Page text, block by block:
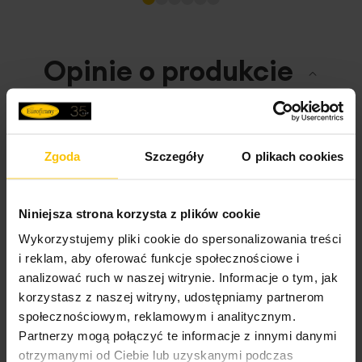
Zgoda Szczegóły O plikach cookies
Niniejsza strona korzysta z plików cookie
Wykorzystujemy pliki cookie do spersonalizowania treści
i reklam, aby oferować funkcje społecznościowe i
analizować ruch w naszej witrynie. Informacje o tym, jak
korzystasz z naszej witryny, udostępniamy partnerom
społecznościowym, reklamowym i analitycznym.
Partnerzy mogą połączyć te informacje z innymi danymi
otrzymanymi od Ciebie lub uzyskanymi podczas
Opinie o produkcie
Świetna tkanina - wygodna w użytkowaniu.
100%
Polecam
Wysłany na30.05.2023